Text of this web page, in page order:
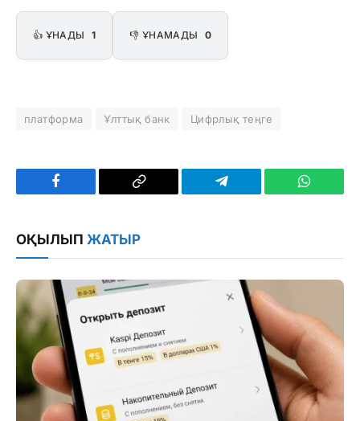
👍 ҰНАДЫ 1 👎 ҰНАМАДЫ 0
платформа Ұлттық банк Цифрлық теңге
Facebook
Copy
Telegram
ОҚЫЛЫП ЖАТЫР